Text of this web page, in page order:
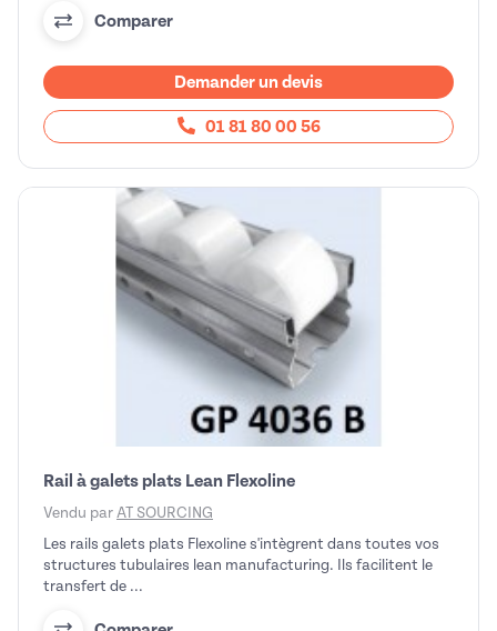
Comparer
Demander un devis
01 81 80 00 56
Rail à galets plats Lean Flexoline
Vendu par AT SOURCING
Les rails galets plats Flexoline s'intègrent dans toutes vos
structures tubulaires lean manufacturing. Ils facilitent le
transfert de ...